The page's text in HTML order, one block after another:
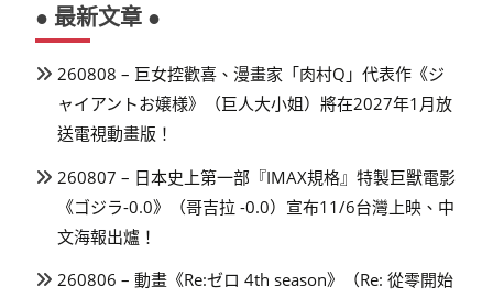
● 最新文章 ●
260808 – 巨女控歡喜、漫畫家「肉村Q」代表作《ジ
ャイアントお嬢様》（巨人大小姐）將在2027年1月放
送電視動畫版！
260807 – 日本史上第一部『IMAX規格』特製巨獸電影
《ゴジラ-0.0》（哥吉拉 -0.0）宣布11/6台灣上映、中
文海報出爐！
260806 – 動畫《Re:ゼロ 4th season》（Re: 從零開始